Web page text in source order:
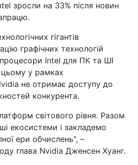
зросли на 33% після новин
гігантів
графічних технологій
Intel для ПК та ШІ
цьому у рамках
не отримає доступу до
конкурента.
світового рівня. Разом
екосистеми і закладемо
ери обчислень", –
глава Nvidia Дженсен Хуанг.